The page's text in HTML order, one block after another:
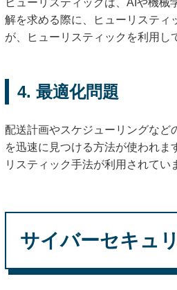
解を求める際に、ヒューリスティ
が、ヒューリスティックを利用し
4. 最適化問題
配送計画やスケジューリングなど
を迅速に見つける方法が使われ
リスティック手法が利用されてい
サイバーセキュ